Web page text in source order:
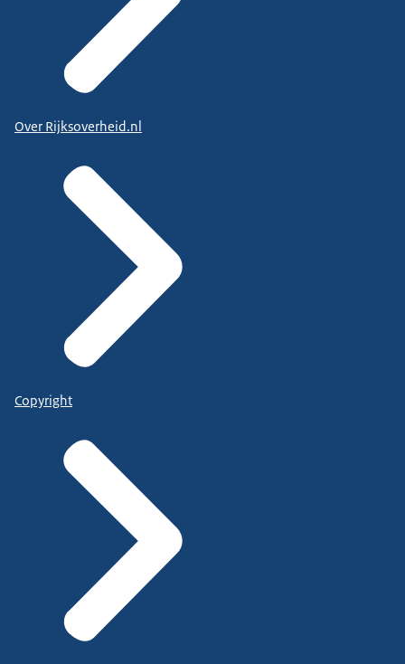
Over Rijksoverheid.nl
Copyright